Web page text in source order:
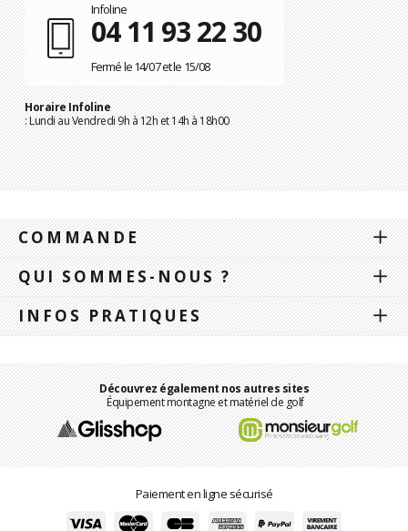
Infoline
04 11 93 22 30
Fermé le 14/07 et le 15/08
Horaire Infoline
: Lundi au Vendredi 9h à 12h et 14h à 18h00
COMMANDE
QUI SOMMES-NOUS ?
INFOS PRATIQUES
Découvrez également nos autres sites
Équipement montagne et matériel de golf
Paiement en ligne sécurisé